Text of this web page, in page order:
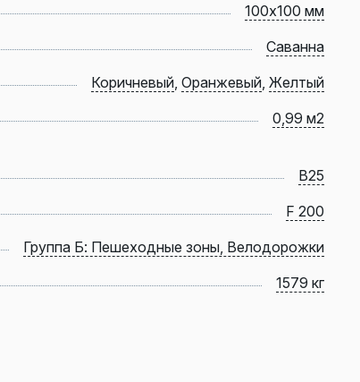
100х100 мм
Саванна
Коричневый Оранжевый Желтый
0,99 м2
B25
F 200
Группа Б: Пешеходные зоны, Велодорожки
1579 кг